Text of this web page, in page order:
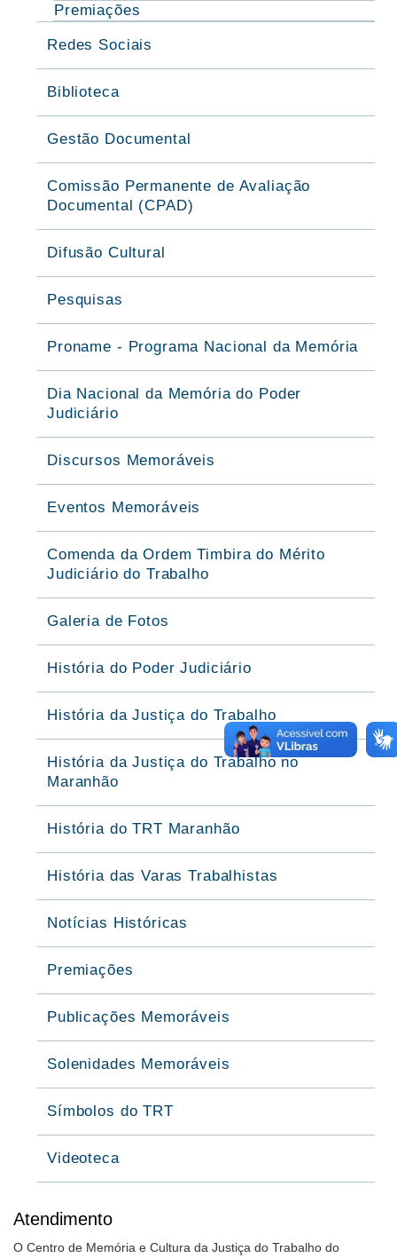
Atendimento
O Centro de Memória e Cultura da Justiça do Trabalho do
Premiações
Redes Sociais
Biblioteca
Gestão Documental
Comissão Permanente de Avaliação
Documental (CPAD)
Difusão Cultural
Pesquisas
Proname - Programa Nacional da Memória
Dia Nacional da Memória do Poder
Judiciário
Discursos Memoráveis
Eventos Memoráveis
Comenda da Ordem Timbira do Mérito
Judiciário do Trabalho
Galeria de Fotos
História do Poder Judiciário
História da Justiça do Trabalho
História da Justiça do Trabalho no
Maranhão
História do TRT Maranhão
História das Varas Trabalhistas
Notícias Históricas
Premiações
Publicações Memoráveis
Solenidades Memoráveis
Símbolos do TRT
Videoteca